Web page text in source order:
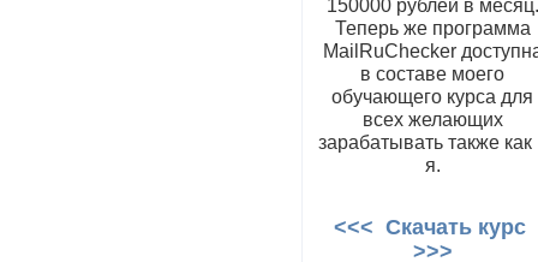
150000 рублей в месяц.
Теперь же программа
MailRuChecker
в составе моего
обучающего курса для
всех желающих
зарабатывать также как
я.
<<< Скачать курс
>>>